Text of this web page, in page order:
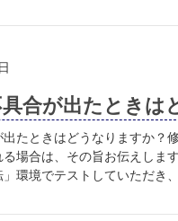
合が出たときは
たときはどうなりますか？
場合は、その旨お伝えしま
」環境でテストしていただき